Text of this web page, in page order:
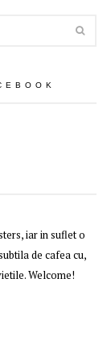
iar in suflet o
de cafea cu,
Welcome!